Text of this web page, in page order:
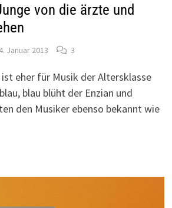
von die ärzte und
Januar 2013 3
eher für Musik der Altersklasse
blau blüht der Enzian und
den Musiker ebenso bekannt wie